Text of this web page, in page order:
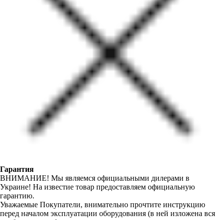
Гарантия
ВНИМАНИЕ! Мы являемся официальными дилерами в
Украине! На известие товар предоставляем официальную
гарантию.
Уважаемые Покупатели, внимательно прочтите инструкцию
перед началом эксплуатации оборудования (в ней изложена вся